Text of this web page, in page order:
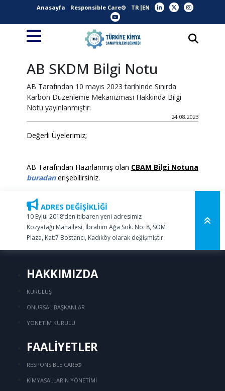
Anasayfa Responsible Care® TR EN
AB SKDM Bilgi Notu
AB Tarafından 10 mayıs 2023 tarihinde Sınırda
Karbon Düzenleme Mekanizması Hakkında Bilgi
Notu yayınlanmıştır.
24.08.2023
Değerli Üyelerimiz;
AB Tarafından Hazırlanmış olan CBAM Bilgi Notuna
buradanerişebilirsiniz.
ADRES DEĞİŞİKLİĞİ
10 Eylül 2018’den itibaren yeni adresimiz
Kozyatağı Mahallesi, İbrahim Ağa Sok. No: 8, SOM
Plaza, Kat:7 Bostancı, Kadıköy olarak değişmiştir.
HAKKIMIZDA
KURULUŞ
ONURSAL BAŞKANLAR
YÖNETİM KURULU
FAALİYETLER
RESPONSIBLE CARE®
KİMYASALLARIN YÖNETİMİ